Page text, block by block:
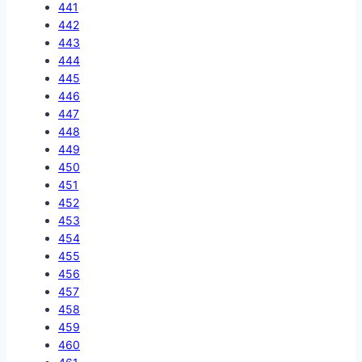
441
442
443
444
445
446
447
448
449
450
451
452
453
454
455
456
457
458
459
460